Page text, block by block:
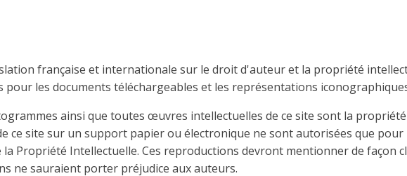
française et internationale sur le droit d'auteur et la propriété
les documents téléchargeables et les représentations
ainsi que toutes œuvres intellectuelles de ce site sont la propriété
ce site sur un support papier ou électronique ne sont autorisées que
Propriété Intellectuelle. Ces reproductions devront mentionner de façon
ne sauraient porter préjudice aux auteurs.